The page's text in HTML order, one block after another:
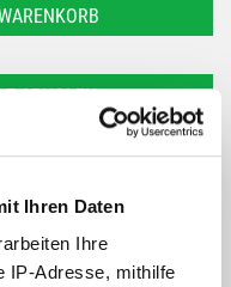
Ihren Daten
Ihre
IP-Adresse, mithilfe
ABHOLEN